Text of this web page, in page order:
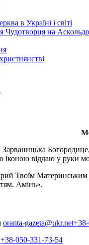
в Україні і світі
Чудотворця на
віддаю у руки
Твоїм Материнським
Амінь».
oranta-gazeta@ukr.net
+38-050-331-73-54